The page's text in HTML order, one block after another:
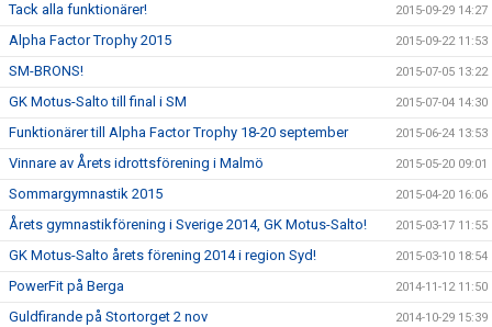
Tack alla funktionärer! 2015-09-29 14:27
Alpha Factor Trophy 2015 2015-09-22 11:53
SM-BRONS! 2015-07-05 13:22
GK Motus-Salto till final i SM 2015-07-04 14:30
Funktionärer till Alpha Factor Trophy 18-20 september 2015-06-24 13:53
Vinnare av Årets idrottsförening i Malmö 2015-05-20 09:01
Sommargymnastik 2015 2015-04-20 16:06
Årets gymnastikförening i Sverige 2014, GK Motus-Salto! 2015-03-17 11:55
GK Motus-Salto årets förening 2014 i region Syd! 2015-03-10 18:54
PowerFit på Berga 2014-11-12 11:50
Guldfirande på Stortorget 2 nov 2014-10-29 15:39